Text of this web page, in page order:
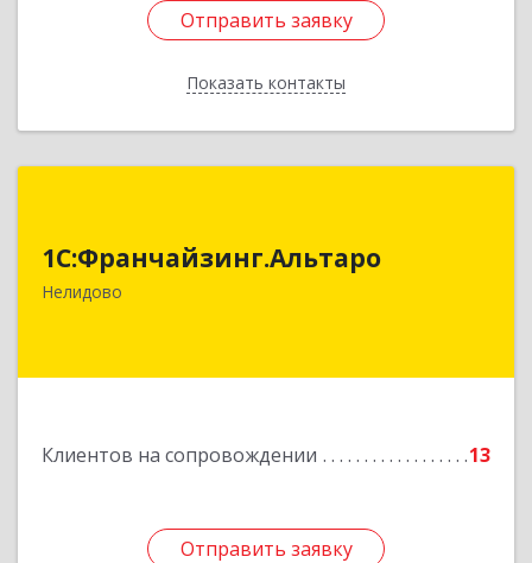
Отправить заявку
Показать контакты
Отправить заявку
Назад
1С:Франчайзинг.Альтаро
Нелидово
Клиентов на сопровождении 13
Отправить заявку
172527, Тверская обл, Нелидово г, Матросова
Отправить заявку